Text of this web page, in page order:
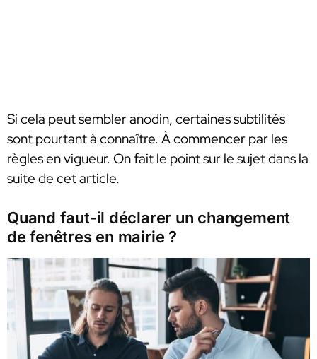
Si cela peut sembler anodin, certaines subtilités
sont pourtant à connaître. À commencer par les
règles en vigueur. On fait le point sur le sujet dans la
suite de cet article.
Quand faut-il déclarer un changement
de fenêtres en mairie ?